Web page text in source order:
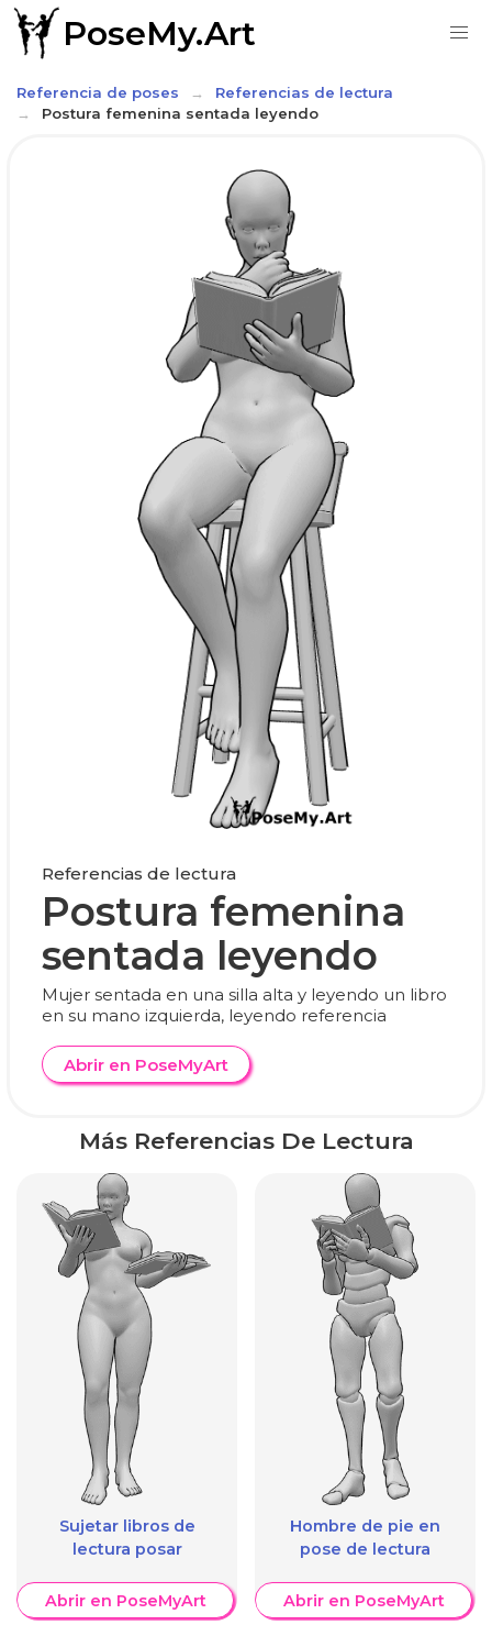
PoseMy.Art
Referencia de poses
Referencias de lectura
Postura femenina sentada leyendo
Referencias de lectura
Postura femenina
sentada leyendo
Mujer sentada en una silla alta y leyendo un libro
en su mano izquierda, leyendo referencia
Abrir en PoseMyArt
Más Referencias De Lectura
Sujetar libros de
lectura posar
Abrir en PoseMyArt
Hombre de pie en
pose de lectura
Abrir en PoseMyArt